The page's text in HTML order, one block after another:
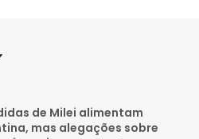
b
g
de Milei alimentam
mas alegações sobre